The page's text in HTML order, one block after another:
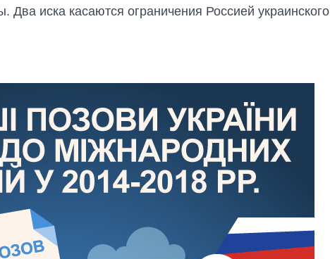
Два иска касаются ограничения Россией украинского